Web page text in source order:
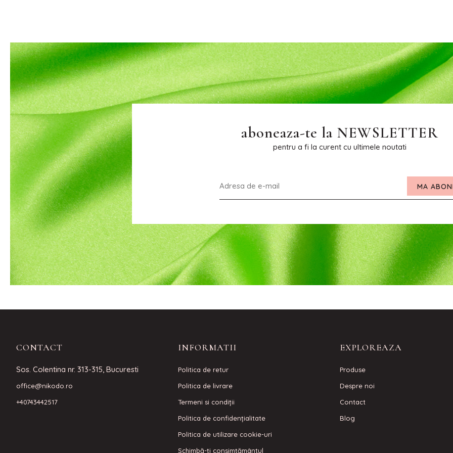
aboneaza-te la NEWSLETTER
pentru a fi la curent cu ultimele noutati
MA
CONTACT
Sos. Colentina nr. 313-315, Bucuresti
office@nikodo.ro
+40743442517
INFORMATII
Politica de retur
Politica de livrare
Termeni si condiţii
Politica de confidenţialitate
Politica de utilizare cookie-uri
Schimbă-ți consimțământul
EXPLOREAZA
Produse
Despre noi
Contact
Blog